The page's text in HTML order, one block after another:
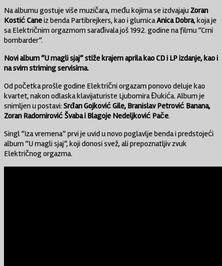
Na albumu gostuje više muzičara, među kojima se izdvajaju Zoran
Kostić Caneiz benda Partibrejkers, kao i glumicaAnica Dobra, koja je
sa Električnim orgazmom sarađivala još 1992. godine na filmu “Crni
bombarder”.
Novi album “U magli sjaj” stiže krajem aprila kao CD i LP izdanje, kao i
na svim striming servisima.
Od početka prošle godine Električni orgazam ponovo deluje kao
kvartet, nakon odlaska klavijaturiste Ljubomira Đukića. Album je
snimljen u postavi: Srđan Gojković Gile, Branislav Petrović Banana,
Zoran Radomirović Švaba i Blagoje Nedeljković Pače.
Singl “Iza vremena” prvi je uvid u novo poglavlje benda i predstojeći
album “U magli sjaj”, koji donosi svež, ali prepoznatljiv zvuk
Električnog orgazma.